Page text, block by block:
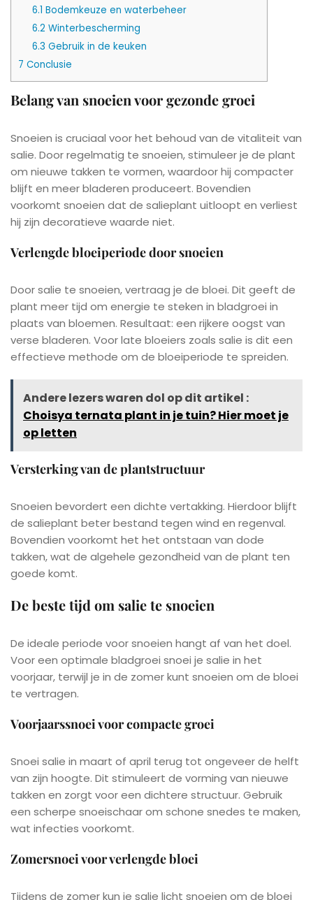
6.1 Bodemkeuze en waterbeheer
6.2 Winterbescherming
6.3 Gebruik in de keuken
7 Conclusie
Belang van snoeien voor gezonde groei
Snoeien is cruciaal voor het behoud van de vitaliteit van
salie. Door regelmatig te snoeien, stimuleer je de plant
om nieuwe takken te vormen, waardoor hij compacter
blijft en meer bladeren produceert. Bovendien
voorkomt snoeien dat de salieplant uitloopt en verliest
hij zijn decoratieve waarde niet.
Verlengde bloeiperiode door snoeien
Door salie te snoeien, vertraag je de bloei. Dit geeft de
plant meer tijd om energie te steken in bladgroei in
plaats van bloemen. Resultaat: een rijkere oogst van
verse bladeren. Voor late bloeiers zoals salie is dit een
effectieve methode om de bloeiperiode te spreiden.
Andere lezers waren dol op dit artikel :
Choisya ternata plant in je tuin? Hier moet je
op letten
Versterking van de plantstructuur
Snoeien bevordert een dichte vertakking. Hierdoor blijft
de salieplant beter bestand tegen wind en regenval.
Bovendien voorkomt het het ontstaan van dode
takken, wat de algehele gezondheid van de plant ten
goede komt.
De beste tijd om salie te snoeien
De ideale periode voor snoeien hangt af van het doel.
Voor een optimale bladgroei snoei je salie in het
voorjaar, terwijl je in de zomer kunt snoeien om de bloei
te vertragen.
Voorjaarssnoei voor compacte groei
Snoei salie in maart of april terug tot ongeveer de helft
van zijn hoogte. Dit stimuleert de vorming van nieuwe
takken en zorgt voor een dichtere structuur. Gebruik
een scherpe snoeischaar om schone snedes te maken,
wat infecties voorkomt.
Zomersnoei voor verlengde bloei
Tijdens de zomer kun je salie licht snoeien om de bloei